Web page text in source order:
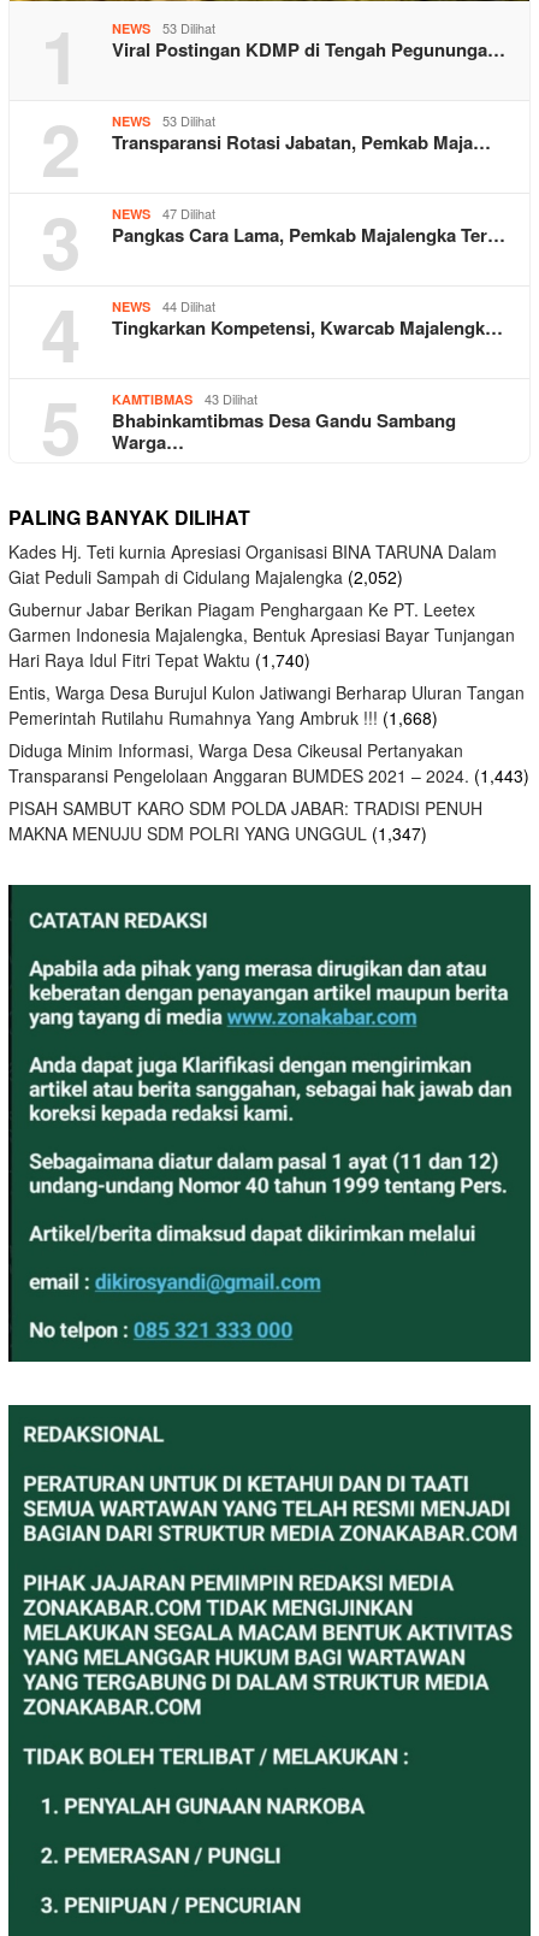
1 NEWS 53 Dilihat
Viral Postingan KDMP di Tengah Pegununga…
2 NEWS 53 Dilihat
Transparansi Rotasi Jabatan, Pemkab Maja…
3 NEWS 47 Dilihat
Pangkas Cara Lama, Pemkab Majalengka Ter…
4 NEWS 44 Dilihat
Tingkarkan Kompetensi, Kwarcab Majalengk…
5 KAMTIBMAS 43 Dilihat
Bhabinkamtibmas Desa Gandu Sambang
Warga…
PALING BANYAK DILIHAT
Kades Hj. Teti kurnia Apresiasi Organisasi BINA TARUNA Dalam
Giat Peduli Sampah di Cidulang Majalengka (2,052)
Gubernur Jabar Berikan Piagam Penghargaan Ke PT. Leetex
Garmen Indonesia Majalengka, Bentuk Apresiasi Bayar Tunjangan
Hari Raya Idul Fitri Tepat Waktu (1,740)
Entis, Warga Desa Burujul Kulon Jatiwangi Berharap Uluran Tangan
Pemerintah Rutilahu Rumahnya Yang Ambruk !!! (1,668)
Diduga Minim Informasi, Warga Desa Cikeusal Pertanyakan
Transparansi Pengelolaan Anggaran BUMDES 2021 – 2024. (1,443)
PISAH SAMBUT KARO SDM POLDA JABAR: TRADISI PENUH
MAKNA MENUJU SDM POLRI YANG UNGGUL (1,347)